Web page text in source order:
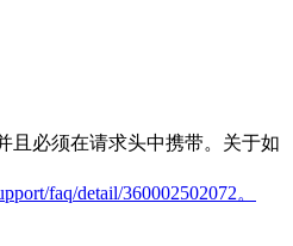
且必须在请求头中携带。关于如
faq/detail/360002502072。